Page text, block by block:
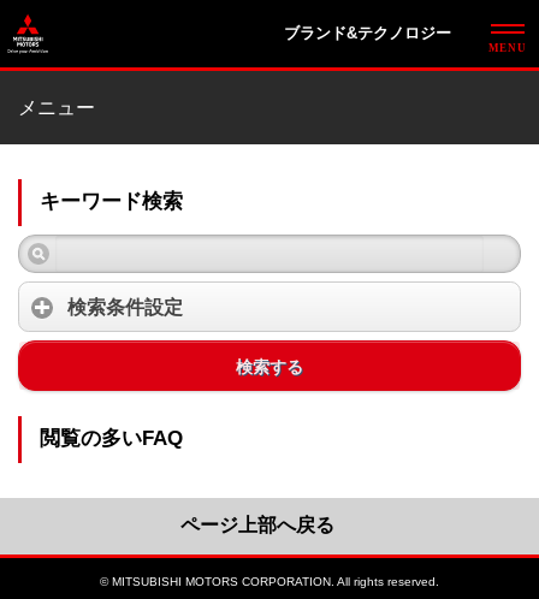
ブランド&テクノロジー
メニュー
キーワード検索
検索条件設定
検索する
閲覧の多いFAQ
ページ上部へ戻る
© MITSUBISHI MOTORS CORPORATION. All rights reserved.